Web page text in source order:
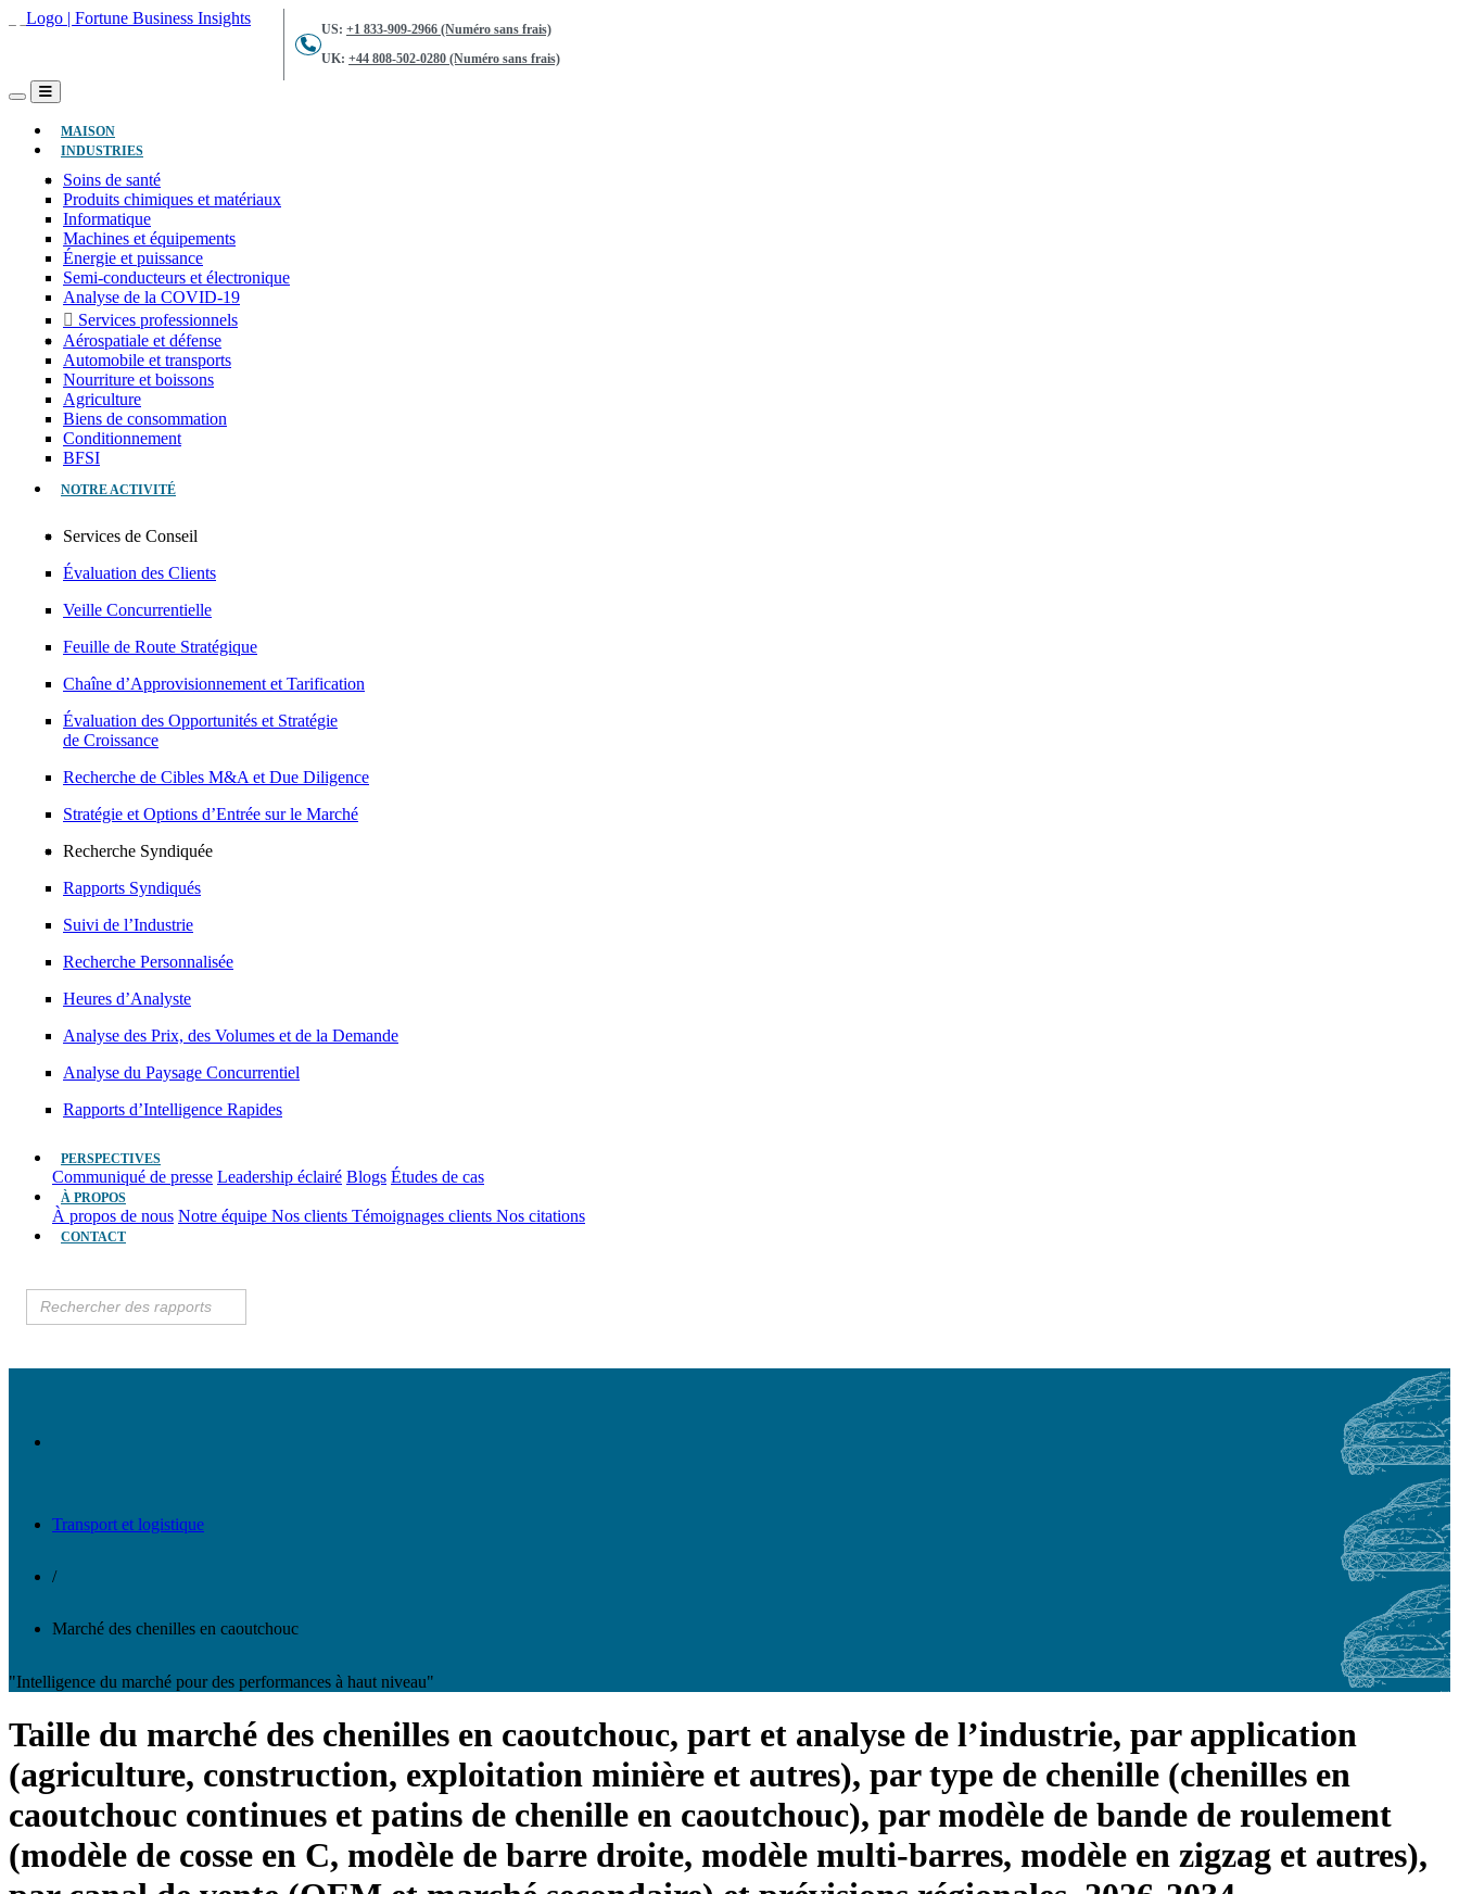
US: +1 833-909-2966 (Numéro sans frais)
UK: +44 808-502-0280 (Numéro sans frais)
MAISON(ACTUEL)
INDUSTRIES
Soins de santé
Produits chimiques et matériaux
Informatique
Machines et équipements
Énergie et puissance
Semi-conducteurs et électronique
Analyse de la COVID-19
Services professionnels
Aérospatiale et défense
Automobile et transports
Nourriture et boissons
Agriculture
Biens de consommation
Conditionnement
BFSI
NOTRE ACTIVITÉ
Services de Conseil
Évaluation des Clients
Veille Concurrentielle
Feuille de Route Stratégique
Chaîne d’Approvisionnement et Tarification
Évaluation des Opportunités et Stratégie
de Croissance
Recherche de Cibles M&A et Due Diligence
Stratégie et Options d’Entrée sur le Marché
Recherche Syndiquée
Rapports Syndiqués
Suivi de l’Industrie
Recherche Personnalisée
Heures d’Analyste
Analyse des Prix, des Volumes et de la Demande
Analyse du Paysage Concurrentiel
Rapports d’Intelligence Rapides
PERSPECTIVES
Communiqué de presse Leadership éclairé Blogs Études de cas
À PROPOS
À propos de nous Notre équipe Nos clients Témoignages clients Nos citations
CONTACT
Transport et logistique
/
Marché des chenilles en caoutchouc
"Intelligence du marché pour des performances à haut niveau"
Taille du marché des chenilles en caoutchouc, part et analyse de l’industrie, par application
(agriculture, construction, exploitation minière et autres), par type de chenille (chenilles en
caoutchouc continues et patins de chenille en caoutchouc), par modèle de bande de roulement
(modèle de cosse en C, modèle de barre droite, modèle multi-barres, modèle en zigzag et autres),